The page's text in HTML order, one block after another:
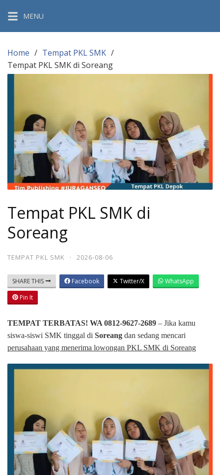
content
MENU
Home
Tempat PKL SMK
Tempat PKL SMK di Soreang
Tempat PKL SMK di
Soreang
TEMPAT PKL SMK · 2026-08-06
SHARE THIS Facebook Twitter/X
WhatsApp
Pin It
TEMPAT TERBATAS! WA 0812-9627-2689 – Jika kamu
siswa-siswi SMK tinggal di Soreang dan sedang mencari
perusahaan yang menerima lowongan PKL SMK di Soreang